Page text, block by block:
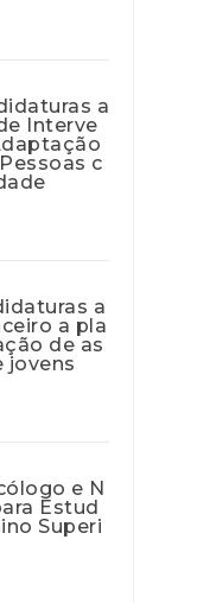
a
Interve
c
a
a pla
de as
jovens
e N
Estud
Superi